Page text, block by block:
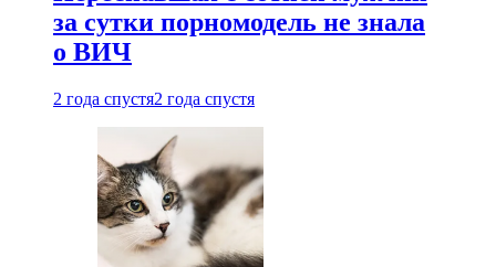
за сутки порномодель не знала
о ВИЧ
2 года спустя2 года спустя